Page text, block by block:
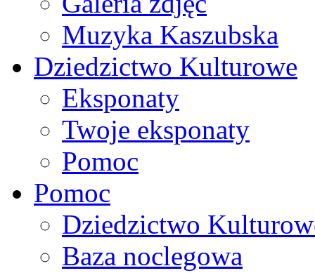
Muzyka Kaszubska
Dziedzictwo Kulturowe
Eksponaty
Twoje eksponaty
Pomoc
Pomoc
Dziedzictwo
Baza noclegowa